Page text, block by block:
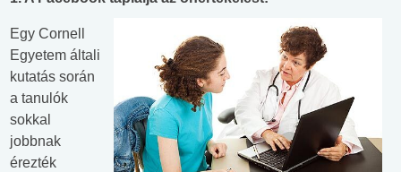
Egy Cornell
Egyetem általi
kutatás során
a tanulók
sokkal
jobbnak
érezték